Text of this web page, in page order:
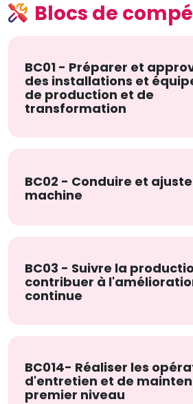
Blocs de
BC01 - Préparer et
des installations et
de production et de
transformation
BC02 - Conduire et
machine
BC03 - Suivre la
contribuer à
continue
BC014- Réaliser les
d'entretien et de
premier niveau